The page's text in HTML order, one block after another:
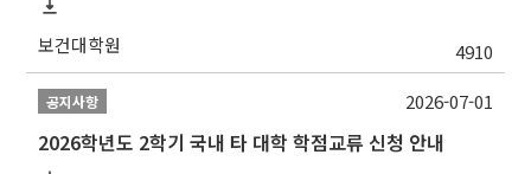
보건대학원 4910
공지사항
2026학년도 2학기 국내 타 대학 학점교류 신청 안내
2026-07-01